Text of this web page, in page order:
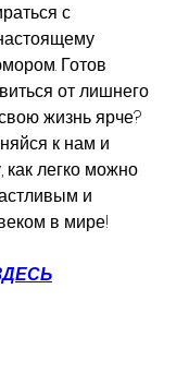
с
Готов
от лишнего
жизнь ярче?
к нам и
как легко можно
и
в мире!